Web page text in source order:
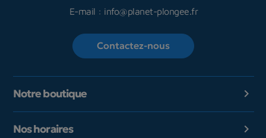
E-mail : info@planet-plongee.fr
Contactez-nous
Notre boutique 
Nos horaires 